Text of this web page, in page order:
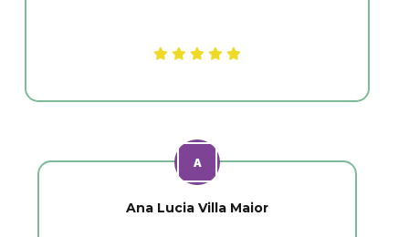
Ana Lucia Villa Maior